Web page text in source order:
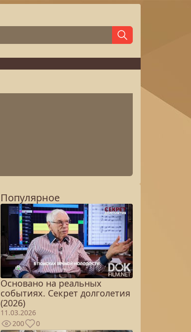
Популярное
Основано на реальных
событиях. Секрет долголетия
(2026)
11.03.2026
200
0